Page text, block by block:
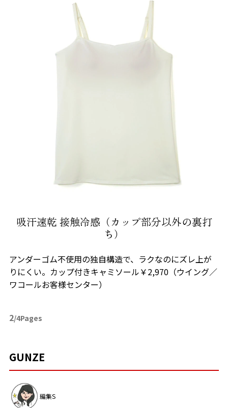
吸汗速乾 接触冷感（カップ部分以外の裏打
ち）
アンダーゴム不使用の独自構造で、ラクなのにズレ上が
りにくい。カップ付きキャミソール￥2,970（ウイング／
ワコールお客様センター）
2/4Pages
GUNZE
編集S